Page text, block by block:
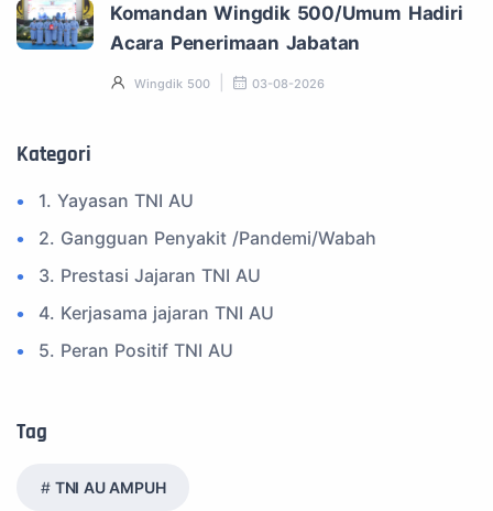
Komandan Wingdik 500/Umum Hadiri
Acara Penerimaan Jabatan
Wingdik 500 03-08-2026
Kategori
1. Yayasan TNI AU
2. Gangguan Penyakit /Pandemi/Wabah
3. Prestasi Jajaran TNI AU
4. Kerjasama jajaran TNI AU
5. Peran Positif TNI AU
7. Spam Bukan Berita TNI
9. Tni au
Tag
TNI AU AMPUH